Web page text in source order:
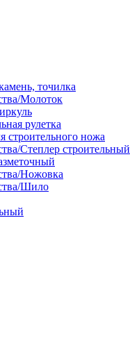
точилка
Молоток
рулетка
строительного ножа
Степлер строительный
Ножовка
Шило